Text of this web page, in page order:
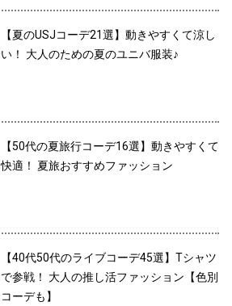
【夏のUSJコーデ21選】動きやすくて涼し
い！ 大人のための夏のユニバ服装♪
【50代の夏旅行コーデ16選】動きやすくて
快適！ 夏旅おすすめファッション
【40代50代のライブコーデ45選】Tシャツ
で参戦！ 大人の推し活ファッション【色別
コーデも】